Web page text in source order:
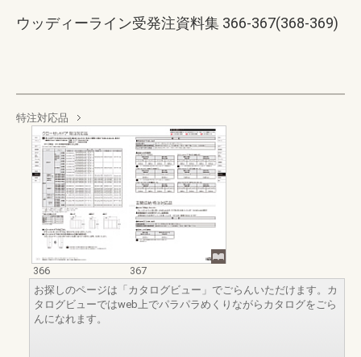
ウッディーライン受発注資料集 366-367(368-369)
特注対応品
366
367
お探しのページは「カタログビュー」でごらんいただけます。カ
タログビューではweb上でパラパラめくりながらカタログをごら
んになれます。